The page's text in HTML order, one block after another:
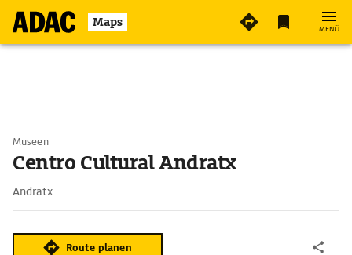
Maps MENÜ
Museen
Centro Cultural Andratx
Andratx
Route planen